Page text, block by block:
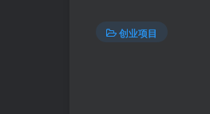
创业项目